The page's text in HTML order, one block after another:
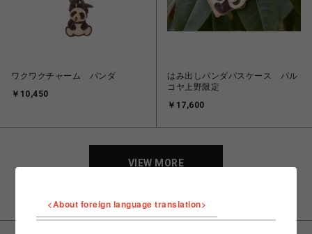
ワクワクチャーム パンダ
￥10,450
はみ出しパンダパスケース パル
コヤ上野限定
￥17,600
VIEW MORE
<About foreign language translation>